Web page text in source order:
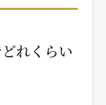
れくらい